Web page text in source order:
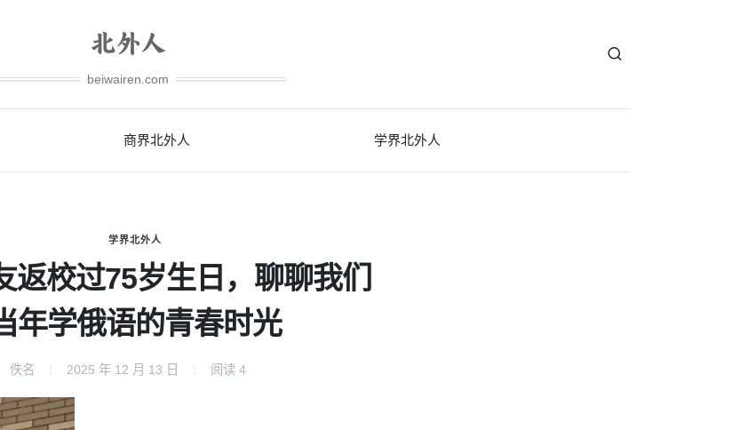
beiwairen.com
商界北外人 学界北外人
学界北外人
返校过75岁生日，聊聊我们
年学俄语的青春时光
佚名 2025 年 12 月 13 日 阅读 4